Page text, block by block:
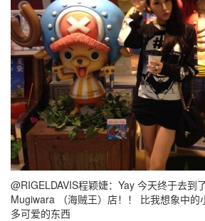
@RIGELDAVIS程颖婕：Yay 今天终于去到
Mugiwara （海贼王）店！！ 比我想象中的
多可爱的东西